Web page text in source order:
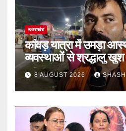
उत्तराखंड
कांवड़ यात्रा में उमड़ा
व्यवस्थाओं से श्रद्धालु खुश
8 AUGUST 2026